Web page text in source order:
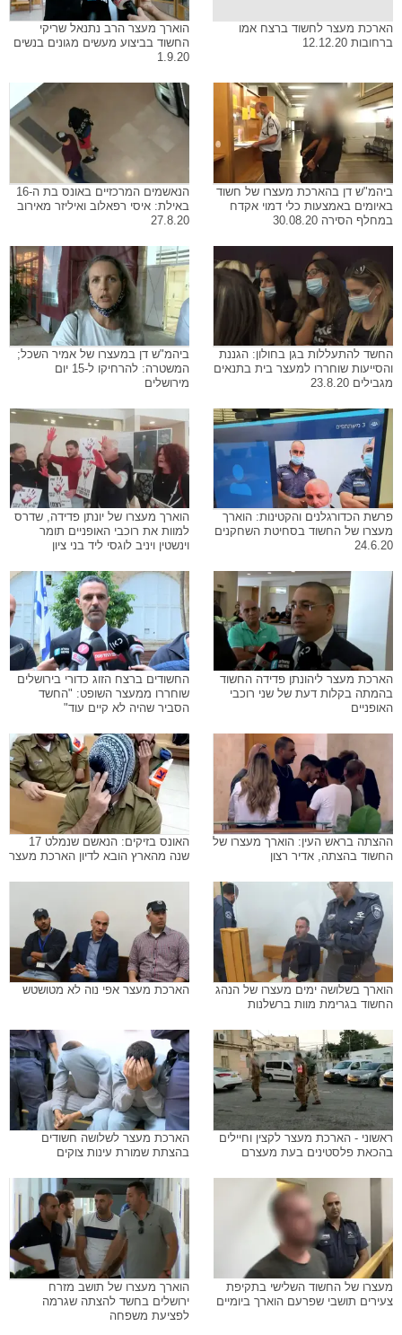
הארכת מעצר לחשוד ברצח אמו
ברחובות 12.12.20
הוארך מעצר הרב נתנאל שריקי
החשוד בביצוע מעשים מגונים בנשים
1.9.20
ביהמ"ש דן בהארכת מעצרו של חשוד
באיומים באמצעות כלי דמוי אקדח
במחלף הסירה 30.08.20
הנאשמים המרכזיים באונס בת ה-16
באילת: איסי רפאלוב ואיליזר מאירוב
27.8.20
החשד להתעללות בגן בחולון: הגננת
והסייעות שוחררו למעצר בית בתנאים
מגבילים 23.8.20
ביהמ"ש דן במעצרו של אמיר השכל;
המשטרה: להרחיקו ל-15 יום
מירושלים
פרשת הכדורגלנים והקטינות: הוארך
מעצרו של החשוד בסחיטת השחקנים
24.6.20
הוארך מעצרו של יונתן פדידה, שדרס
למוות את רוכבי האופניים תומר
וינשטין ויניב לוגסי ליד בני ציון
הארכת מעצר ליהונתן פדידה החשוד
בהמתה בקלות דעת של שני רוכבי
האופניים
החשודים ברצח הזוג כדורי בירושלים
שוחררו ממעצר השופט: "החשד
הסביר שהיה לא קיים עוד"
ההצתה בראש העין: הוארך מעצרו של
החשוד בהצתה, אדיר רצון
האונס בזיקים: הנאשם שנמלט 17
שנה מהארץ הובא לדיון הארכת מעצר
הוארך בשלושה ימים מעצרו של הנהג
החשוד בגרימת מוות ברשלנות
הארכת מעצר אפי נוה לא מטושטש
ראשוני - הארכת מעצר לקצין וחיילים
בהכאת פלסטינים בעת מעצרם
הארכת מעצר לשלושה חשודים
בהצתת שמורת עינות צוקים
מעצרו של החשוד השלישי בתקיפת
צעירים תושבי שפרעם הוארך ביומיים
הוארך מעצרו של תושב מזרח
ירושלים בחשד להצתה שגרמה
לפציעת משפחה